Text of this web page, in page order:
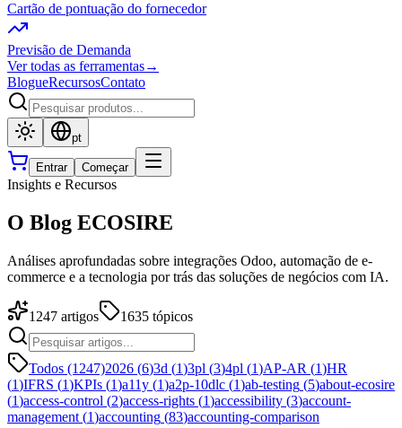
Cartão de pontuação do fornecedor
Previsão de Demanda
Ver todas as ferramentas→
BlogueRecursosContato
pt
Entrar Começar
Insights e Recursos
O Blog ECOSIRE
Análises aprofundadas sobre integrações Odoo, automação de e-
commerce e a tecnologia por trás das soluções de negócios com IA.
1247 artigos 1635 tópicos
Todos (1247)2026 (6)3d (1)3pl (3)4pl (1)AP-AR (1)HR
(1)IFRS (1)KPIs (1)a11y (1)a2p-10dlc (1)ab-testing (5)about-ecosire
(1)access-control (2)access-rights (1)accessibility (3)account-
management (1)accounting (83)accounting-comparison